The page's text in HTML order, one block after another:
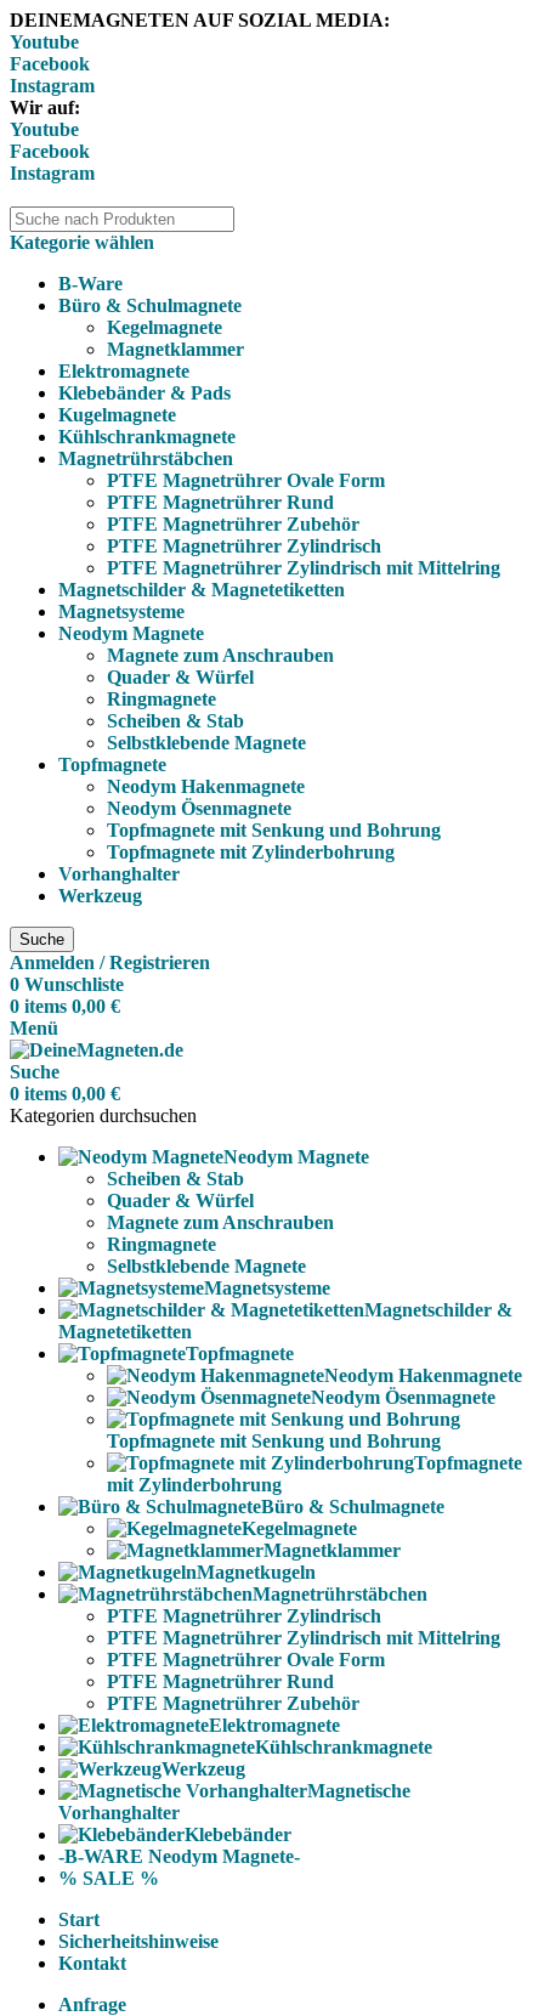
DEINEMAGNETEN AUF SOZIAL MEDIA:
Youtube
Facebook
Instagram
Wir auf:
Youtube
Facebook
Instagram
Kategorie wählen
B-Ware
Büro & Schulmagnete
Kegelmagnete
Magnetklammer
Elektromagnete
Klebebänder & Pads
Kugelmagnete
Kühlschrankmagnete
Magnetrührstäbchen
PTFE Magnetrührer Ovale Form
PTFE Magnetrührer Rund
PTFE Magnetrührer Zubehör
PTFE Magnetrührer Zylindrisch
PTFE Magnetrührer Zylindrisch mit Mittelring
Magnetschilder & Magnetetiketten
Magnetsysteme
Neodym Magnete
Magnete zum Anschrauben
Quader & Würfel
Ringmagnete
Scheiben & Stab
Selbstklebende Magnete
Topfmagnete
Neodym Hakenmagnete
Neodym Ösenmagnete
Topfmagnete mit Senkung und Bohrung
Topfmagnete mit Zylinderbohrung
Vorhanghalter
Werkzeug
Suche
Anmelden / Registrieren
0 Wunschliste
0 items 0,00 €
Menü
Suche
0 items 0,00 €
Kategorien durchsuchen
Neodym Magnete
Scheiben & Stab
Quader & Würfel
Magnete zum Anschrauben
Ringmagnete
Selbstklebende Magnete
Magnetsysteme
Magnetschilder &
Magnetetiketten
Topfmagnete
Neodym Hakenmagnete
Neodym Ösenmagnete
Topfmagnete mit Senkung und Bohrung
Topfmagnete
mit Zylinderbohrung
Büro & Schulmagnete
Kegelmagnete
Magnetklammer
Magnetkugeln
Magnetrührstäbchen
PTFE Magnetrührer Zylindrisch
PTFE Magnetrührer Zylindrisch mit Mittelring
PTFE Magnetrührer Ovale Form
PTFE Magnetrührer Rund
PTFE Magnetrührer Zubehör
Elektromagnete
Kühlschrankmagnete
Werkzeug
Magnetische
Vorhanghalter
Klebebänder
-B-WARE Neodym Magnete-
% SALE %
Start
Sicherheitshinweise
Kontakt
Anfrage